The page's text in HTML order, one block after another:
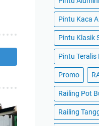
Pintu Kaca
Pintu Klasik
Pintu Teralis
Promo
Railing Pot
Railing